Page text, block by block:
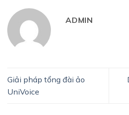
ADMIN
Giải pháp tổng đài ảo
UniVoice